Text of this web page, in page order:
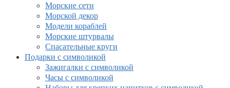
Морские сети
Морской декор
Модели кораблей
Морские штурвалы
Спасательные круги
Подарки с символикой
Зажигалки с символикой
Часы с символикой